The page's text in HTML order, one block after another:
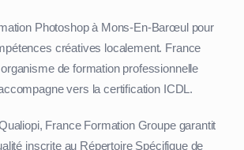
Photoshop à Mons-En-Barœul pour
créatives localement. France
de formation professionnelle
vers la certification ICDL.
France Formation Groupe garantit
inscrite au Répertoire Spécifique de